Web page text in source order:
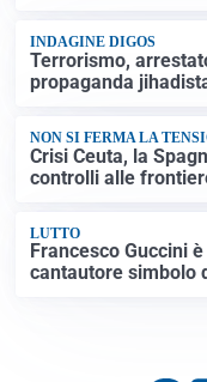
INDAGINE DIGOS
Terrorismo,
propaganda
NON SI FERMA LA
Crisi Ceuta, la
controlli alle
LUTTO
Francesco Guccini
cantautore simbolo